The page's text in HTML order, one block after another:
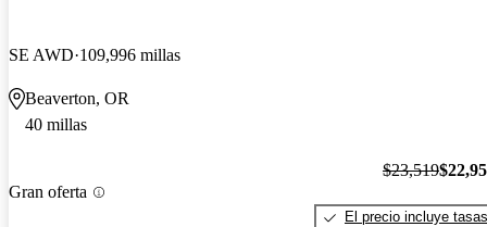
SE AWD 109,996 millas
Beaverton, OR
40 millas
Gran oferta
$23,519
El precio incluye tasas